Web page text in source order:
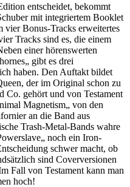
entscheidet, bekommt
mit integriertem Booklet
Bonus-Tracks erweitertes
Tracks sind es, die einem
einer hörenswerten
gibt es drei
haben. Den Auftakt bildet
der im Original schon zu
Co. gehört und von Testament
Magnetism„ von den
an die Band aus
Trash-Metal-Bands wahre
noch ein Iron-
schwer macht, ob
sind Coverversionen
Fall von Testament kann man
hoch!